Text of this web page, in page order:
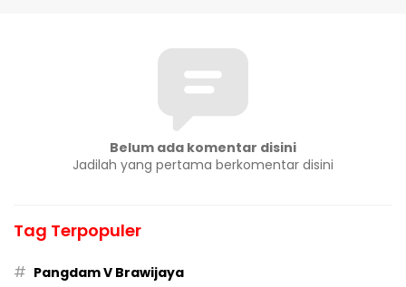
Belum ada komentar disini
Jadilah yang pertama berkomentar disini
Tag Terpopuler
# Pangdam V Brawijaya